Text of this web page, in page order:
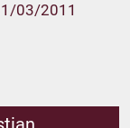
03/2011